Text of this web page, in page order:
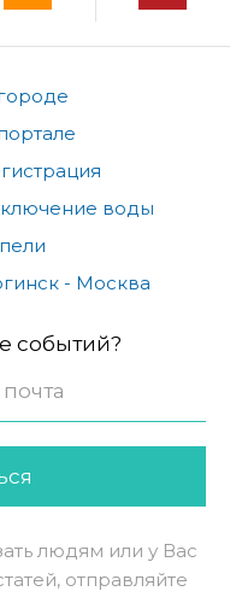
воды
- Москва
событий?
людям или у Вас
отправляйте